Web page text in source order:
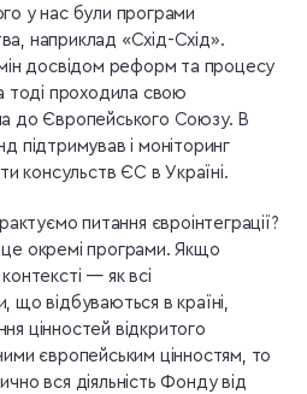
у нас були програми
наприклад «Схід-Схід».
досвідом реформ та процесу
тоді проходила свою
до Європейського Союзу. В
підтримував і моніторинг
консульств ЄС в Україні.
питання євроінтеграції?
окремі програми. Якщо
— як всі
що відбуваються в країні,
цінностей відкритого
європейським цінностям, то
вся діяльність Фонду від